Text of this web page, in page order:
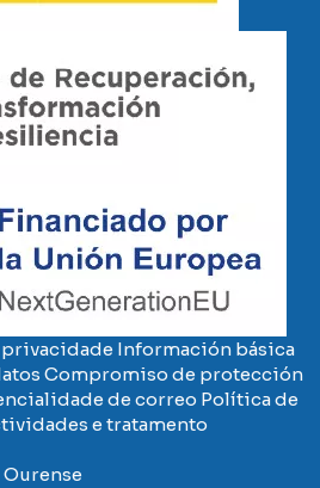
Información básica
Compromiso de protección
de correo Política de
e tratamento